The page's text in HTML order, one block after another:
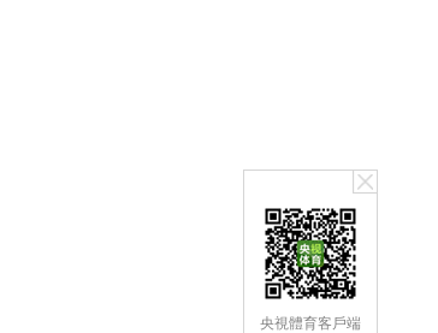
央視體育客戶端